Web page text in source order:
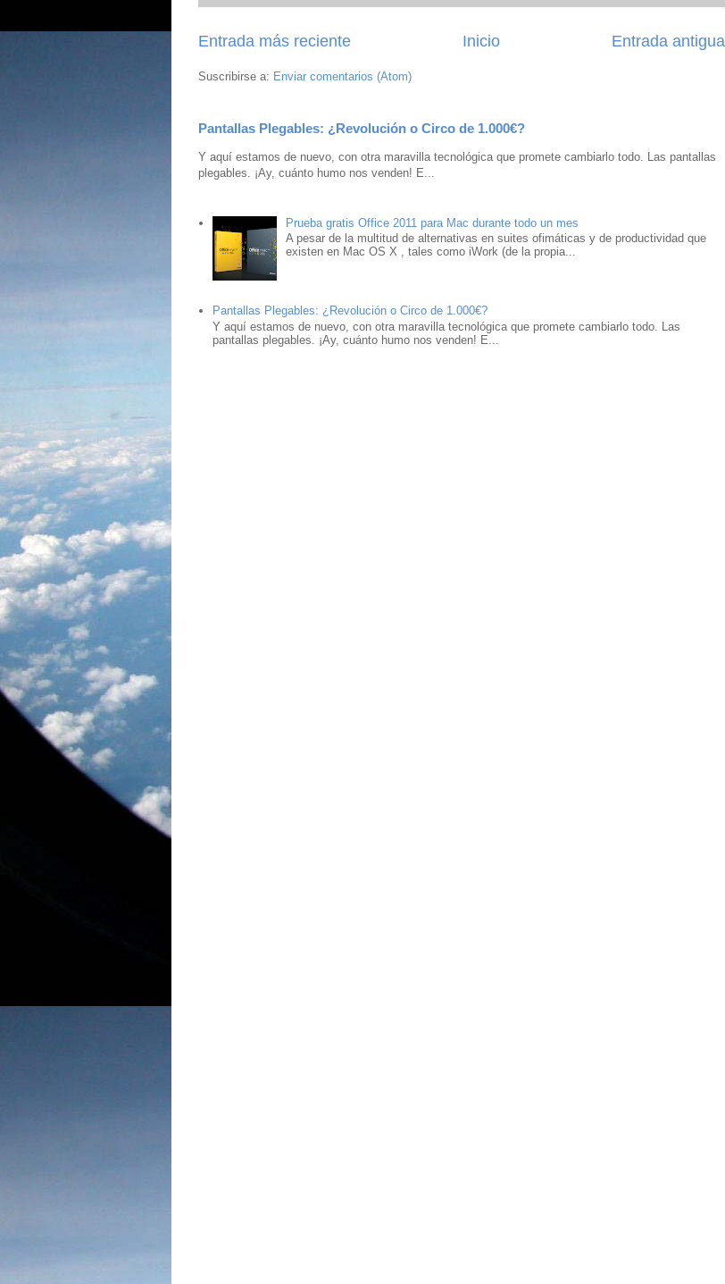
Entrada más reciente Entrada antigua
Inicio
Suscribirse a: Enviar comentarios (Atom)
Pantallas Plegables: ¿Revolución o Circo de 1.000€?
Y aquí estamos de nuevo, con otra maravilla tecnológica que promete cambiarlo todo. Las pantallas
plegables. ¡Ay, cuánto humo nos venden! E...
Prueba gratis Office 2011 para Mac durante todo un mes
A pesar de la multitud de alternativas en suites ofimáticas y de productividad que
existen en Mac OS X , tales como iWork (de la propia...
Pantallas Plegables: ¿Revolución o Circo de 1.000€?
Y aquí estamos de nuevo, con otra maravilla tecnológica que promete cambiarlo todo. Las
pantallas plegables. ¡Ay, cuánto humo nos venden! E...